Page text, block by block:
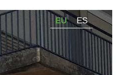
EU ES